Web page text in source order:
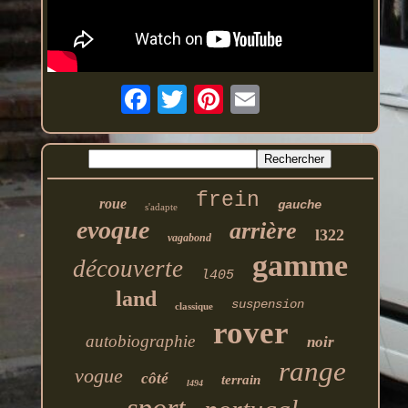
roue s'adapte frein gauche
evoque vagabond arrière l322
découverte l405 gamme
land classique suspension
autobiographie rover noir
vogue côté l494 terrain range